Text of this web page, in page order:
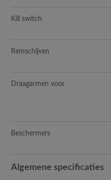
Kill switch
Remschijven
Draagarmen voor
Beschermers
Algemene specificaties